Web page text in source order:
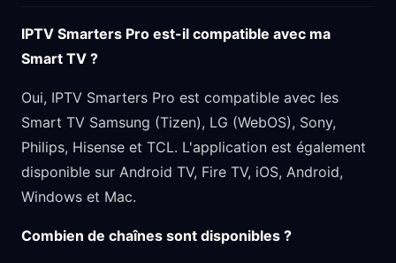
IPTV Smarters Pro est-il compatible avec ma
Smart TV ?
Oui, IPTV Smarters Pro est compatible avec les
Smart TV Samsung (Tizen), LG (WebOS), Sony,
Philips, Hisense et TCL. L'application est également
disponible sur Android TV, Fire TV, iOS, Android,
Windows et Mac.
Combien de chaînes sont disponibles ?